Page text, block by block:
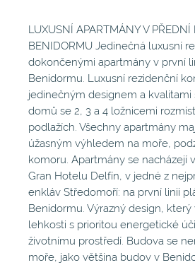
LUXUSNÍ APARTMÁNY V PŘEDNÍ
BENIDORMU Jedinečná luxusní
dokončenými apartmány v první
Benidormu. Luxusní rezidenční
jedinečným designem a kvalitami
domů se 2, 3 a 4 ložnicemi
podlažích. Všechny apartmány
úžasným výhledem na moře,
komoru. Apartmány se nacházejí
Gran Hotelu Delfín, v jedné z
enkláv Středomoří: na první linii
Benidormu. Výrazný design,
lehkosti s prioritou energetické
životnímu prostředí. Budova se
moře, jako většina budov v